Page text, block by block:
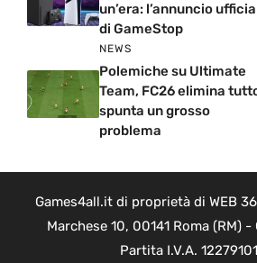
un’era: l’annuncio
di GameStop
NEWS
Polemiche su Ultimate
Team, FC26 elimina
spunta un grosso
problema
Games4all.it di proprietà di WEB
Marchese 10, 00141 Roma (RM)
Partita I.V.A.